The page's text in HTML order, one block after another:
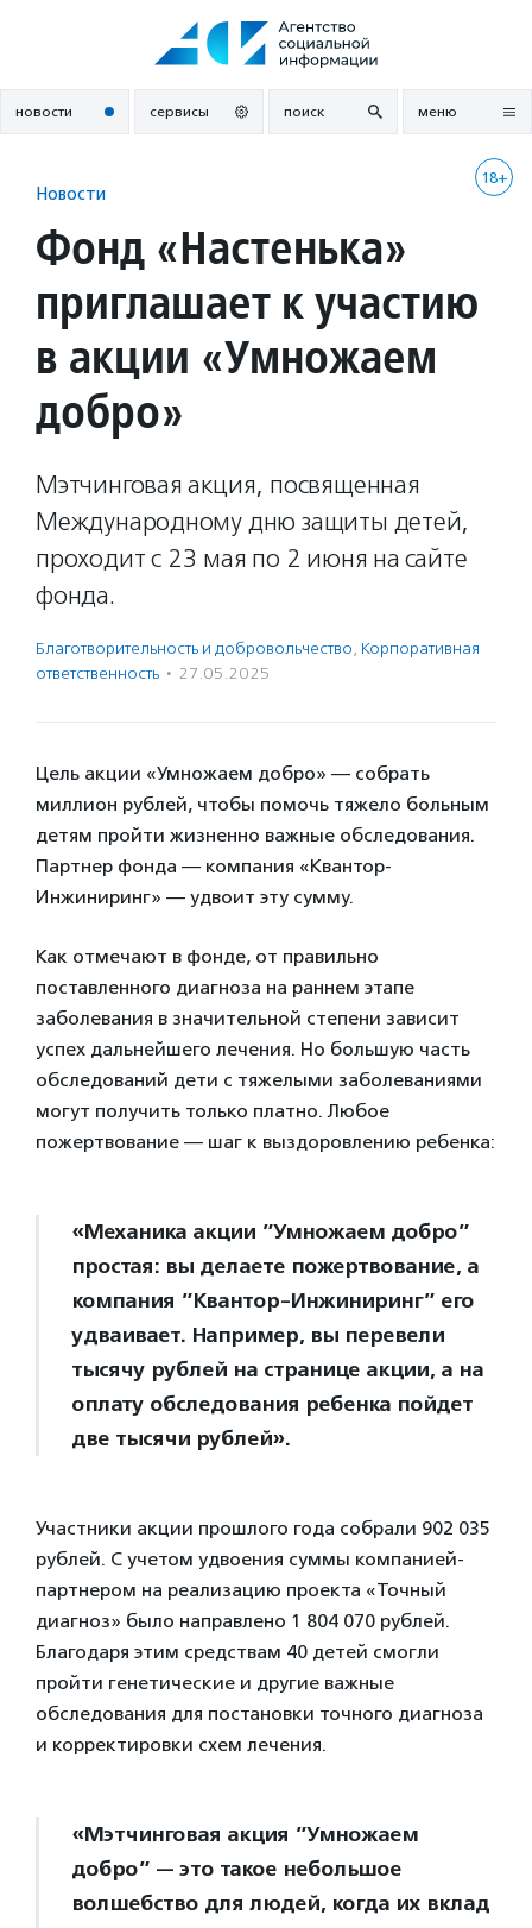
новости сервисы поиск меню
18+
Новости
Фонд «Настенька»
приглашает к участию
в акции «Умножаем
добро»
Мэтчинговая акция, посвященная
Международному дню защиты детей,
проходит с 23 мая по 2 июня на сайте
фонда.
Благотвори­тель­ность и доброволь­чест­во, Корпоративная
ответственность · 27.05.2025
Цель акции «Умножаем добро» — собрать
миллион рублей, чтобы помочь тяжело больным
детям пройти жизненно важные обследования.
Партнер фонда — компания «Квантор-
Инжиниринг» — удвоит эту сумму.
Как отмечают в фонде, от правильно
поставленного диагноза на раннем этапе
заболевания в значительной степени зависит
успех дальнейшего лечения. Но большую часть
обследований дети с тяжелыми заболеваниями
могут получить только платно. Любое
пожертвование — шаг к выздоровлению ребенка:
«Механика акции ”Умножаем добро”
простая: вы делаете пожертвование, а
компания ”Квантор-Инжиниринг” его
удваивает. Например, вы перевели
тысячу рублей на странице акции, а на
оплату обследования ребенка пойдет
две тысячи рублей».
Участники акции прошлого года собрали 902 035
рублей. С учетом удвоения суммы компанией-
партнером на реализацию проекта «Точный
диагноз» было направлено 1 804 070 рублей.
Благодаря этим средствам 40 детей смогли
пройти генетические и другие важные
обследования для постановки точного диагноза
и корректировки схем лечения.
«Мэтчинговая акция ”Умножаем
добро” — это такое небольшое
волшебство для людей, когда их вклад